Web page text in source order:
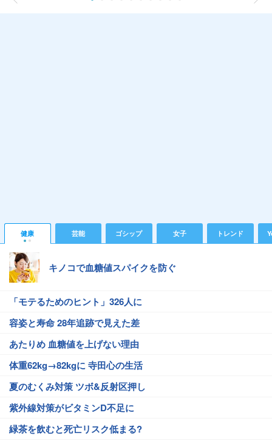
健康 芸能 ゴシップ 女子 トレンド
キノコで血糖値スパイクを防ぐ
「モテるためのヒント」326人に
容姿と寿命 28年追跡で見えた差
あたりめ 血糖値を上げない理由
体重62kg→82kgに 寺田心の生活
夏のむくみ対策 ツボ&反射区押し
紫外線対策がビタミンD不足に
緑茶を飲むと死亡リスク低まる?